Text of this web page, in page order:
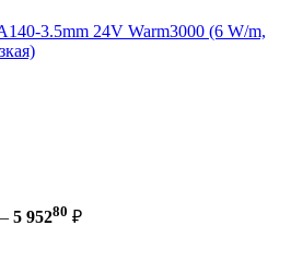
3.5mm 24V Warm3000 (6 W/m,
5 95280 ₽